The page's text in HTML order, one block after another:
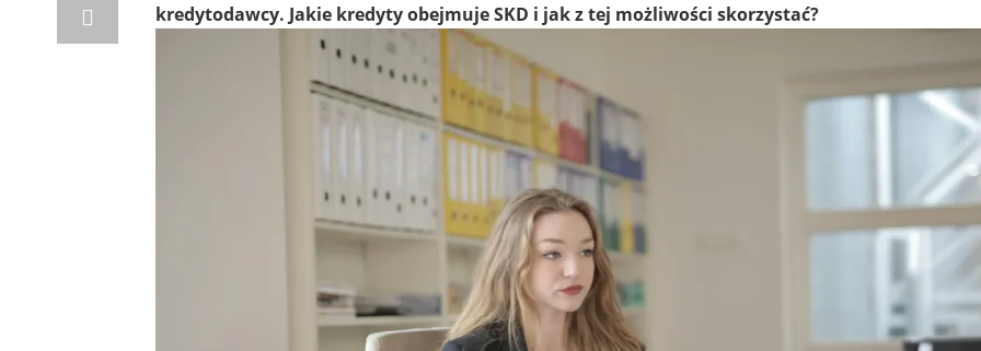
kredytodawcy. Jakie kredyty obejmuje SKD i jak z tej możliwości skorzystać?